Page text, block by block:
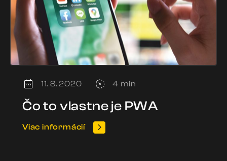
11. 8. 2020 4 min
Čo to vlastne je PWA
Viac informácií